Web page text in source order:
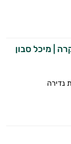
| מיכל סבון
נדירה